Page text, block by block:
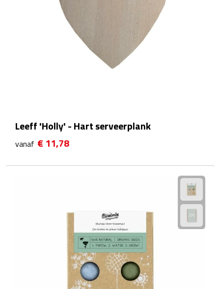
Rijbewijs- & kentekenhoezen
Fiets Accessoires
Fietsbellen
Fiets telefoonhouders
Leeff 'Holly' - Hart serveerplank
vanaf € 11,78